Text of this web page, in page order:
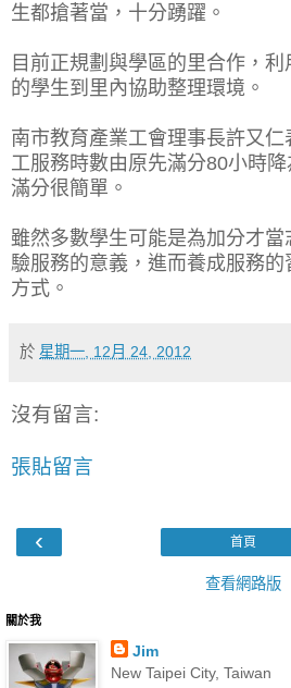
生都搶著當，十分踴躍。
目前正規劃與學區的里合作，
的學生到里內協助整理環境。
南市教育產業工會理事長許又
工服務時數由原先滿分80小時
滿分很簡單。
雖然多數學生可能是為加分才
驗服務的意義，進而養成服務
方式。
於 星期一, 12月 24, 2012
沒有留言:
張貼留言
‹ 首頁
查看網路版
關於我
Jim
New Taipei City, Taiwan